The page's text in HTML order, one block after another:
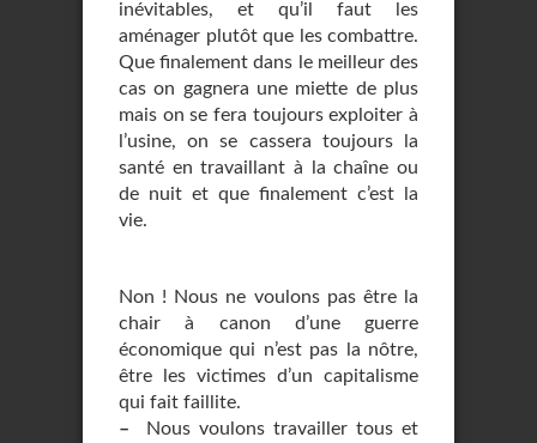
inévitables, et qu’il faut les
aménager plutôt que les combattre.
Que finalement dans le meilleur des
cas on gagnera une miette de plus
mais on se fera toujours exploiter à
l’usine, on se cassera toujours la
santé en travaillant à la chaîne ou
de nuit et que finalement c’est la
vie.
Non ! Nous ne voulons pas être la
chair à canon d’une guerre
économique qui n’est pas la nôtre,
être les victimes d’un capitalisme
qui fait faillite.
– Nous voulons travailler tous et